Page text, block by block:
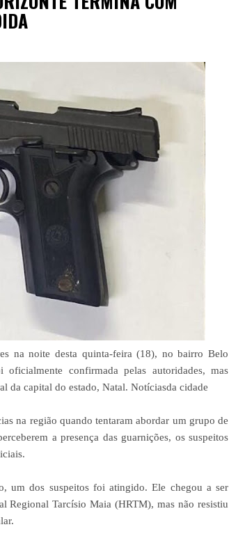
na noite desta quinta-feira (18), no bairro Belo
confirmada pelas autoridades, mas
da capital do estado, Natal. Notíciasda cidade
na região quando tentaram abordar um grupo de
a presença das guarnições, os suspeitos
um dos suspeitos foi atingido. Ele chegou a ser
Regional Tarcísio Maia (HRTM), mas não resistiu